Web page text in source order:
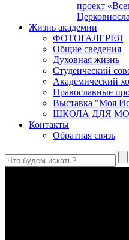
проект
Жизнь академии
ФОТОГАЛЕРЕЯ
Общие сведения
Духовная жизнь
Студенческий
Академический
Православные
Выставка "Моя
ШКОЛА ДЛЯ
Контакты
Обратная связь